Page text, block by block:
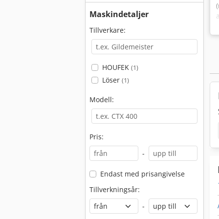
Maskindetaljer
Tillverkare:
HOUFEK (1)
Löser (1)
Modell:
Pris:
-
Endast med prisangivelse
Tillverkningsår:
-